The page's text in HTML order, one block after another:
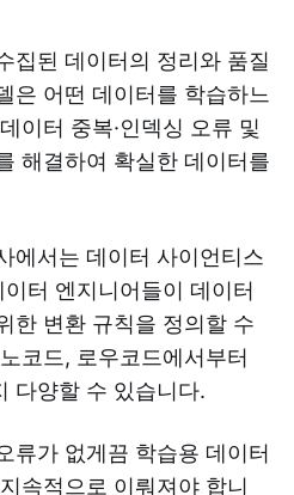
집된 데이터의 정리와 품질
은 어떤 데이터를 학습하느
이터 중복·인덱싱 오류 및
해결하여 확실한 데이터를
에서는 데이터 사이언티스
터 엔지니어들이 데이터
한 변환 규칙을 정의할 수
코드, 로우코드에서부터
다양할 수 있습니다.
류가 없게끔 학습용 데이터
속적으로 이뤄져야 합니